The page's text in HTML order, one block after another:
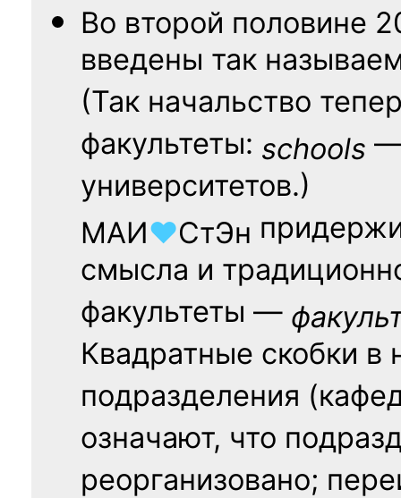
Во второй половине
введены так
(Так начальство
факультеты: schools —
университетов.)
МАИ♥СтЭн
смысла и
факультеты —
Квадратные скобки в
подразделения
означают, что
реорганизовано;